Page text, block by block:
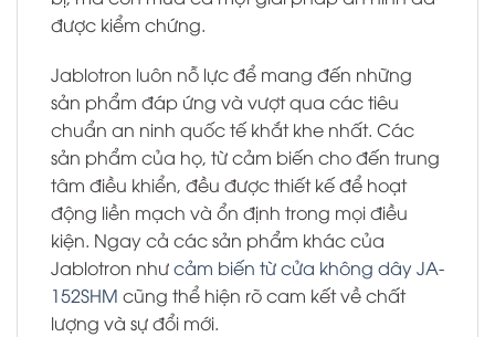
được kiểm chứng.
Jablotron luôn nỗ lực để mang đến những
sản phẩm đáp ứng và vượt qua các tiêu
chuẩn an ninh quốc tế khắt khe nhất. Các
sản phẩm của họ, từ cảm biến cho đến trung
tâm điều khiển, đều được thiết kế để hoạt
động liền mạch và ổn định trong mọi điều
kiện. Ngay cả các sản phẩm khác của
Jablotron nhưcảm biến từ cửa không dây JA-
152SHM cũng thể hiện rõ cam kết về chất
lượng và sự đổi mới.